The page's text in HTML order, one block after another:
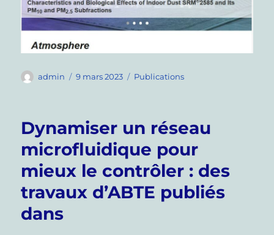
Auteur
admin
Publié
9 mars 2023 Catégories
Publications
Dynamiser un réseau
microfluidique pour
mieux le contrôler : des
travaux d’ABTE publiés
dans